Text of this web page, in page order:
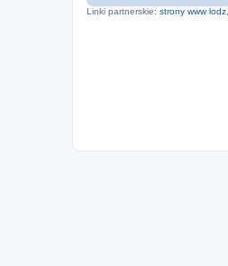
Linki partnerskie: strony www lodz